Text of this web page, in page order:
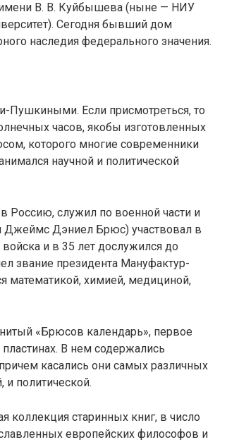
имени В. В. Куйбышева (ныне — НИУ
Сегодня бывший дом
наследия федерального значения.
Пушкиными. Если присмотреться, то
часов, якобы изготовленных
которого многие современники
научной и политической
Россию, служил по военной части и
Дэниел Брюс) участвовал в
и в 35 лет дослужился до
звание президента Мануфактур-
математикой, химией, медициной,
«Брюсов календарь», первое
В нем содержались
касались они самых различных
политической.
старинных книг, в число
европейских философов и